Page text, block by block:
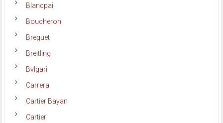
Blancpai
Boucheron
Breguet
Breitling
Bvlgari
Carrera
Cartier Bayan
Cartier